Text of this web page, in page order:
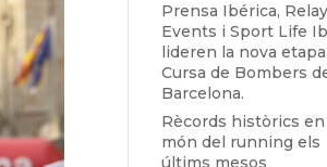
Prensa Ibérica, Relay
Events i Sport Life
lideren la nova
Cursa de Bombers
Barcelona.
Rècords històrics en
món del running els
últims mesos